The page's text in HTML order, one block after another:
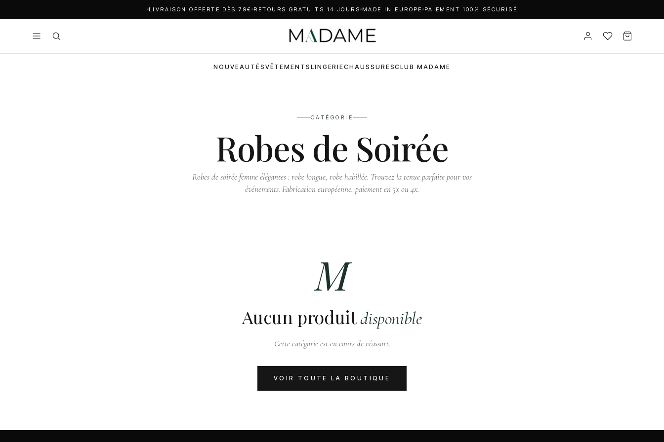
LIVRAISON OFFERTE DÈS 79€ RETOURS GRATUITS 14 JOURS MADE IN EUROPE PAIEMENT 100% SÉCURISÉ
NOUVEAUTÉS VÊTEMENTS LINGERIECHAUSSURESCLUB MADAME
CATÉGORIE
Robes de Soirée
Robes de soirée femme élégantes : robe longue, robe habillée. Trouvez la tenue parfaite pour vos
événements. Fabrication européenne, paiement en 3x ou 4x.
M
Aucun produitdisponible
Cette catégorie est en cours de réassort.
VOIR TOUTE LA BOUTIQUE